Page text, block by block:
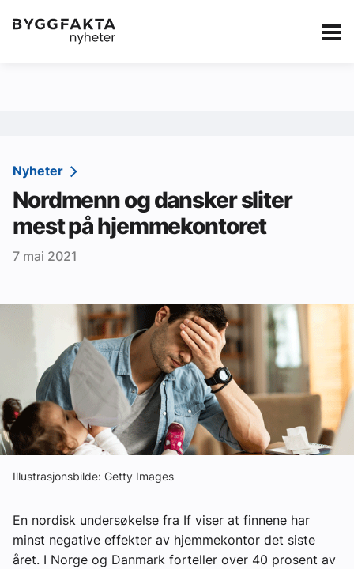
Kategorier Jobbmarkedet Annonsere i
Redaksjonen
Om Byggfakta
Annonsere
Ledige stillinger
eBlad
Aktivitetskalender
Bransjekommentar
Nyheter
Nyheter
Nordmenn og dansker sliter
mest på hjemmekontoret
7 mai 2021
Illustrasjonsbilde: Getty Images
En nordisk undersøkelse fra If viser at finnene har
minst negative effekter av hjemmekontor det siste
året. I Norge og Danmark forteller over 40 prosent av